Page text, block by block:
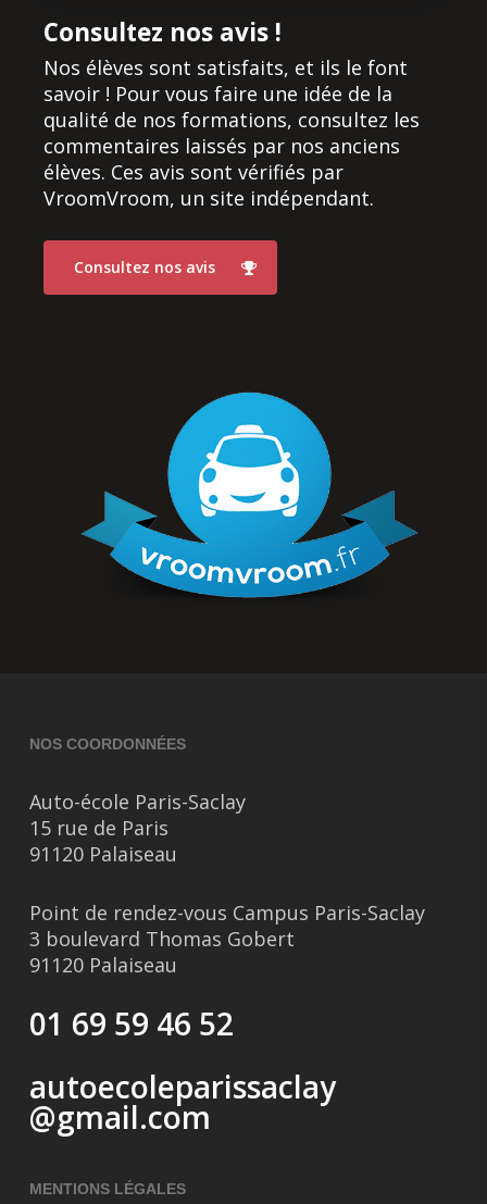
Consultez nos avis !
Nos élèves sont satisfaits, et ils le font
savoir ! Pour vous faire une idée de la
qualité de nos formations, consultez les
commentaires laissés par nos anciens
élèves. Ces avis sont vérifiés par
VroomVroom, un site indépendant.
Consultez nos avis
NOS COORDONNÉES
Auto-école Paris-Saclay
15 rue de Paris
91120 Palaiseau
Point de rendez-vous Campus Paris-Saclay
3 boulevard Thomas Gobert
91120 Palaiseau
01 69 59 46 52
autoecoleparissaclay
@gmail.com
MENTIONS LÉGALES